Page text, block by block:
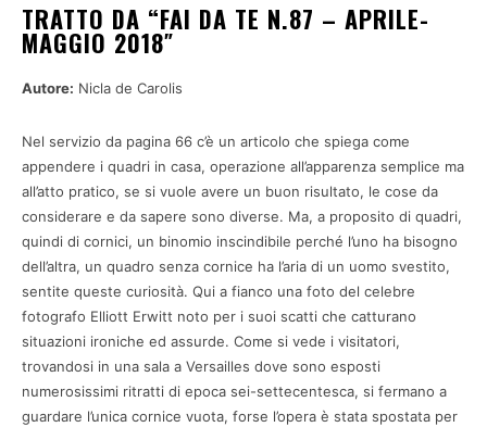
TRATTO DA “FAI DA TE N.87 – APRILE-
MAGGIO 2018″
Autore: Nicla de Carolis
Nel servizio da pagina 66 c’è un articolo che spiega come
appendere i quadri in casa, operazione all’apparenza semplice ma
all’atto pratico, se si vuole avere un buon risultato, le cose da
considerare e da sapere sono diverse. Ma, a proposito di quadri,
quindi di cornici, un binomio inscindibile perché l’uno ha bisogno
dell’altra, un quadro senza cornice ha l’aria di un uomo svestito,
sentite queste curiosità. Qui a fianco una foto del celebre
fotografo Elliott Erwitt noto per i suoi scatti che catturano
situazioni ironiche ed assurde. Come si vede i visitatori,
trovandosi in una sala a Versailles dove sono esposti
numerosissimi ritratti di epoca sei-settecentesca, si fermano a
guardare l’unica cornice vuota, forse l’opera è stata spostata per